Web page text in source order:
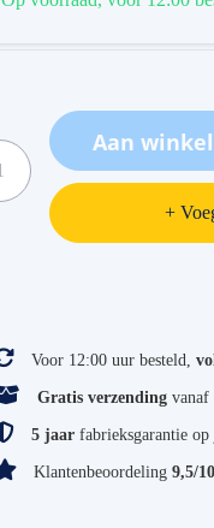
Aan
+
Voor 12:00 uur besteld,
Gratis verzending vanaf
5 jaar fabrieksgarantie op
Klantenbeoordeling 9,5/10